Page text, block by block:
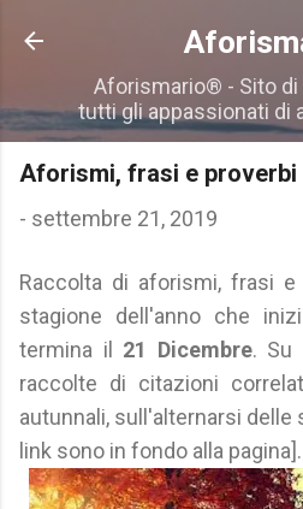
Passa ai
Aforismario® - Sito
tutti gli appassionati di
Aforismi, frasi e proverbi
- settembre 21, 2019
Raccolta di aforismi, frasi
stagione dell'anno che
termina il 21 Dicembre. Su
raccolte di citazioni
autunnali, sull'alternarsi delle
link sono in fondo alla pagina].